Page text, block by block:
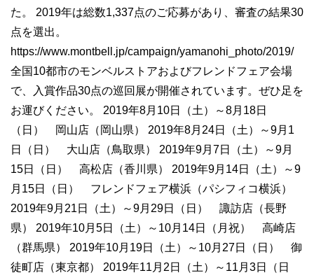
た。 2019年は総数1,337点のご応募があり、審査の結果30
点を選出。
https://www.montbell.jp/campaign/yamanohi_photo/2019/
全国10都市のモンベルストアおよびフレンドフェア会場
で、入賞作品30点の巡回展が開催されています。ぜひ足を
お運びください。 2019年8月10日（土）～8月18日
（日） 岡山店（岡山県） 2019年8月24日（土）～9月1
日（日） 大山店（鳥取県） 2019年9月7日（土）～9月
15日（日） 高松店（香川県） 2019年9月14日（土）～9
月15日（日） フレンドフェア横浜（パシフィコ横浜）
2019年9月21日（土）～9月29日（日） 諏訪店（長野
県） 2019年10月5日（土）～10月14日（月祝） 高崎店
（群馬県） 2019年10月19日（土）～10月27日（日） 御
徒町店（東京都） 2019年11月2日（土）～11月3日（日